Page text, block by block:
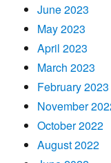
June 2023
May 2023
April 2023
March 2023
February 2023
November
October 2022
August 2022